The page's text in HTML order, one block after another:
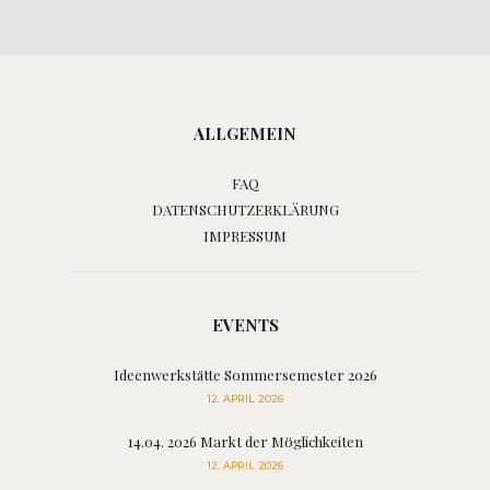
ALLGEMEIN
FAQ
DATENSCHUTZERKLÄRUNG
IMPRESSUM
EVENTS
Ideenwerkstätte Sommersemester 2026
12. APRIL 2026
14.04. 2026 Markt der Möglichkeiten
12. APRIL 2026